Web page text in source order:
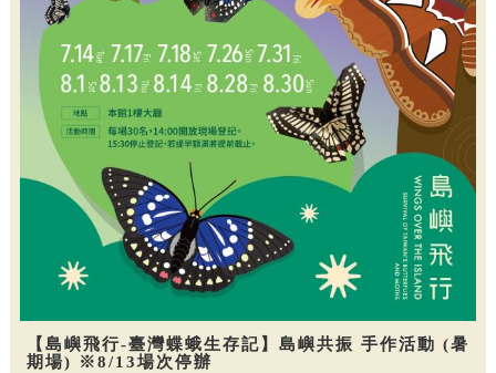
【島嶼飛行-臺灣蝶蛾生存記】島嶼共振 手作活動 (暑
期場) ※8/13場次停辦